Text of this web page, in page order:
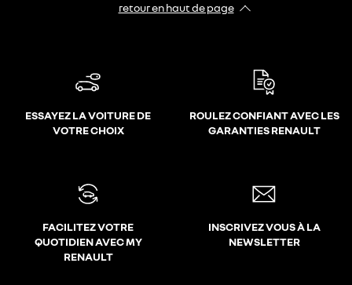
retour en haut de page​
ESSAYEZ LA VOITURE DE
VOTRE CHOIX
ROULEZ CONFIANT AVEC LES
GARANTIES RENAULT
FACILITEZ VOTRE
QUOTIDIEN AVEC MY
RENAULT
INSCRIVEZ VOUS À LA
NEWSLETTER